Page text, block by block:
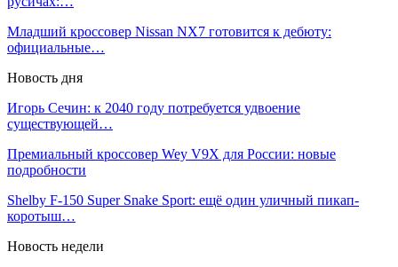
Младший кроссовер Nissan NX7 готовится к дебюту:
официальные…
Новость дня
Игорь Сечин: к 2040 году потребуется удвоение
существующей…
Премиальный кроссовер Wey V9X для России: новые
подробности
Shelby F-150 Super Snake Sport: ещё один уличный пикап-
коротыш…
Новость недели